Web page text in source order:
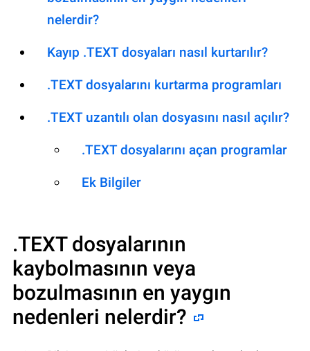
nelerdir?
Kayıp .TEXT dosyaları nasıl kurtarılır?
.TEXT dosyalarını kurtarma programları
.TEXT uzantılı olan dosyasını nasıl açılır?
.TEXT dosyalarını açan programlar
Ek Bilgiler
.TEXTdosyalarının
kaybolmasının veya
bozulmasının en yaygın
nedenleri nelerdir?